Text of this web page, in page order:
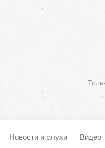
Новости и слухи Видео